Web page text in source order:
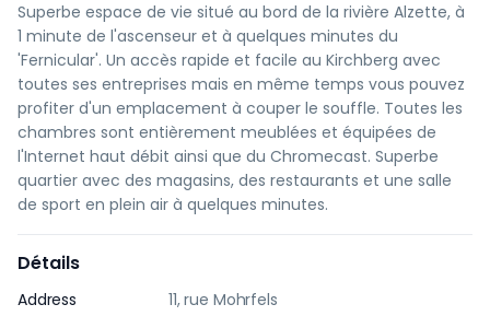
Superbe espace de vie situé au bord de la rivière Alzette, à
1 minute de l'ascenseur et à quelques minutes du
'Fernicular'. Un accès rapide et facile au Kirchberg avec
toutes ses entreprises mais en même temps vous pouvez
profiter d'un emplacement à couper le souffle. Toutes les
chambres sont entièrement meublées et équipées de
l'Internet haut débit ainsi que du Chromecast. Superbe
quartier avec des magasins, des restaurants et une salle
de sport en plein air à quelques minutes.
Détails
Address
11, rue Mohrfels